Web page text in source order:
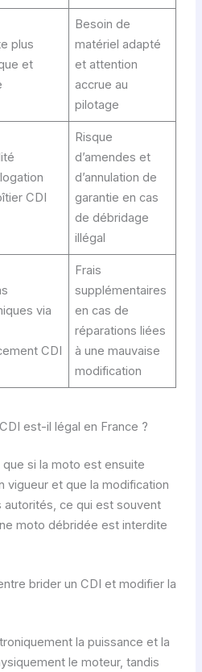
plus
et
Besoin de
matériel adapté
et attention
accrue au
pilotage
CDI
Risque
d’amendes et
d’annulation de
garantie en cas
de débridage
illégal
via
CDI
Frais
supplémentaires
en cas de
réparations liées
à une mauvaise
modification
est-il légal en France ?
si la moto est ensuite
vigueur et que la modification
ce qui est souvent
moto débridée est interdite
brider un CDI et modifier la
la puissance et la
le moteur, tandis